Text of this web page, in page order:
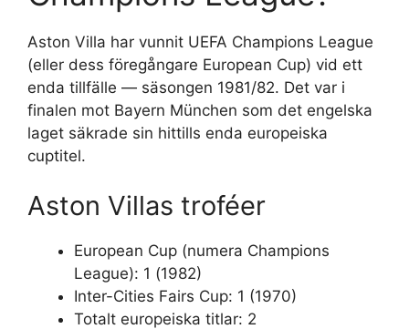
Aston Villa har vunnit UEFA Champions League
(eller dess föregångare European Cup) vid ett
enda tillfälle — säsongen 1981/82. Det var i
finalen mot Bayern München som det engelska
laget säkrade sin hittills enda europeiska
cuptitel.
Aston Villas troféer
European Cup (numera Champions
League): 1 (1982)
Inter-Cities Fairs Cup: 1 (1970)
Totalt europeiska titlar: 2